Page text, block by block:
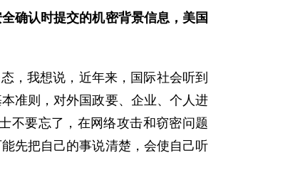
确认时提交的机密背景信息，美国
，我想说，近年来，国际社会听到
准则，对外国政要、企业、个人进
不要忘了，在网络攻击和窃密问题
先把自己的事说清楚，会使自己听